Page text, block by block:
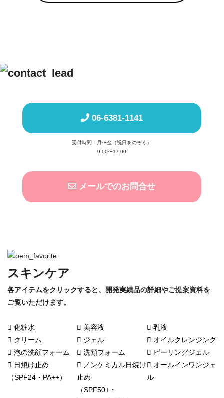
06-6381-1141
受付時間：月〜金（祝日をのぞく）
9:00〜17:00
メールでのお問合せ
スキンケア
各アイテムをクリックすると、開発実績品の詳細やご提案資料を
ご覧いただけます。
化粧水 美容液
乳液
クリーム
ジェル
オイルクレンジング
泡の洗顔フォーム
洗顔フォーム
ピーリングジェル
日焼け止め
（SPF24・PA++）
ノンケミカル日焼け
止め
（SPF50+・
オールインワンジェ
ル